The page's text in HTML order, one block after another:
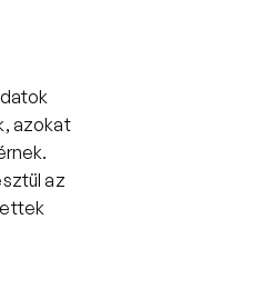
azokat
az